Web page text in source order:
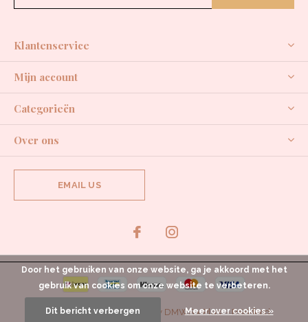
Klantenservice
Mijn account
Categorieën
Over ons
EMAIL US
© Copyright2026- Theme By DMWSxPlus+- RSS-feed
Door het gebruiken van onze website, ga je akkoord met het
gebruik van cookies om onze website te verbeteren.
Dit bericht verbergen Meer over cookies »